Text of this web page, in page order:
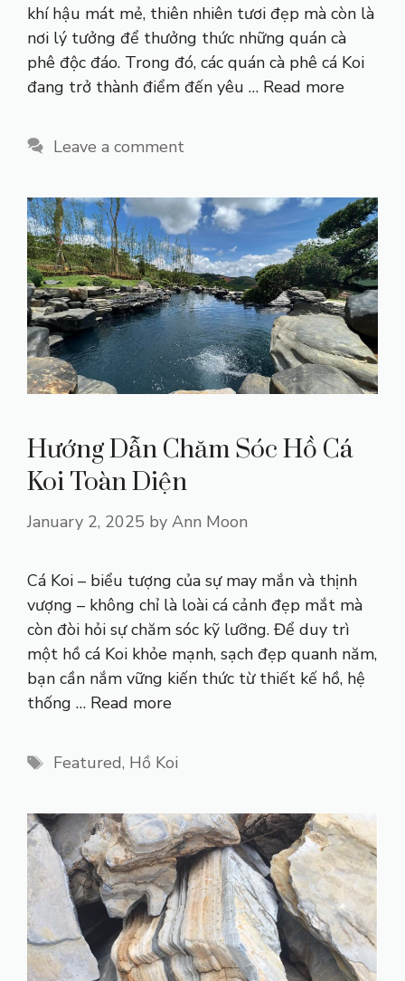
khí hậu mát mẻ, thiên nhiên tươi đẹp mà còn là
nơi lý tưởng để thưởng thức những quán cà
phê độc đáo. Trong đó, các quán cà phê cá Koi
đang trở thành điểm đến yêu … Read more
Leave a comment
Hướng Dẫn Chăm Sóc Hồ Cá
Koi Toàn Diện
January 2, 2025 by Ann Moon
Cá Koi – biểu tượng của sự may mắn và thịnh
vượng – không chỉ là loài cá cảnh đẹp mắt mà
còn đòi hỏi sự chăm sóc kỹ lưỡng. Để duy trì
một hồ cá Koi khỏe mạnh, sạch đẹp quanh năm,
bạn cần nắm vững kiến thức từ thiết kế hồ, hệ
thống … Read more
Tags
Featured, Hồ Koi